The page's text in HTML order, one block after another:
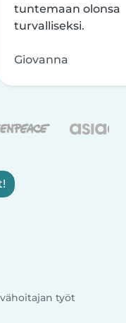
tuntemaan olonsa
turvalliseksi.
Giovanna
työt